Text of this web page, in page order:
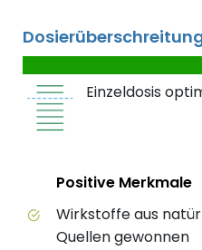
Einzeldosis
Positive Merkmale des
StatusPositive Merkmale
Wirkstoffe aus
Quellen gewonnen